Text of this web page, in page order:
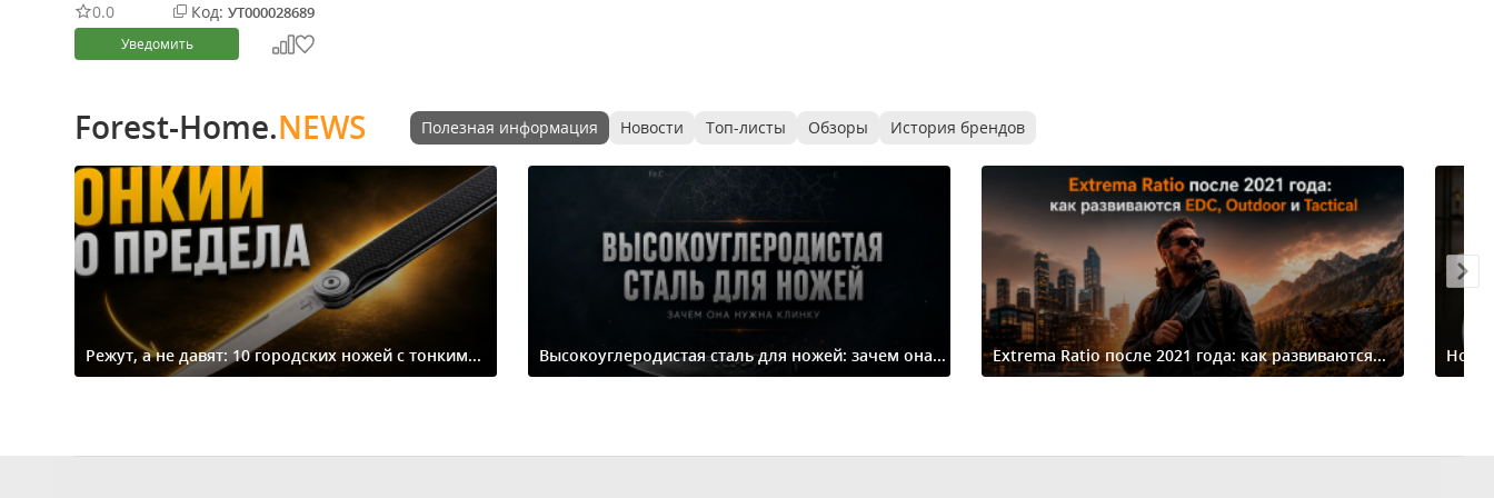
0.0 Код: УТ000028689
Уведомить
Forest-Home.NEWS Полезная информация Новости Топ-листы Обзоры История брендов
Режут, а не давят: 10 городских ножей с тонким... Высокоуглеродистая сталь для ножей: зачем она... Extrema Ratio после 2021 года: как развиваются...